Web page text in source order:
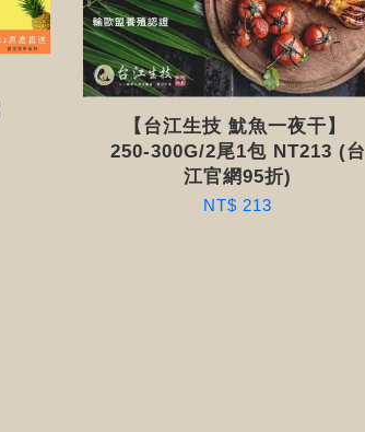
【台江生技 魷魚一夜干】
250-300G/2尾1包 NT213 (台
江官網95折)
NT$ 213